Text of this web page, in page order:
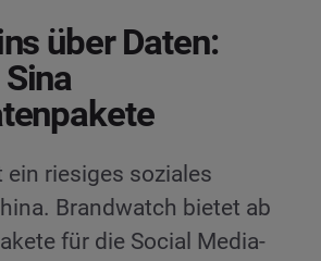
über Daten:
ein riesiges soziales
Brandwatch bietet ab
für die Social Media-